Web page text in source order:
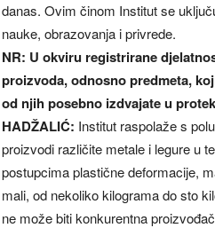
danas. Ovim činom Institut se
nauke, obrazovanja i privrede.
NR: U okviru registrirane
proizvoda, odnosno predmeta,
od njih posebno izdvajate u
HADŽALIĆ: Institut raspolaže s
proizvodi različite metale i legure u
postupcima plastične deformacije,
mali, od nekoliko kilograma do sto
ne može biti konkurentna